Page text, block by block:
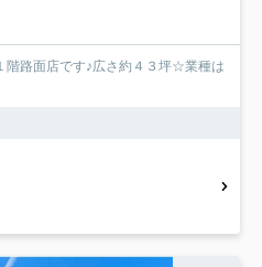
階路面店です♪広さ約４３坪☆業種は